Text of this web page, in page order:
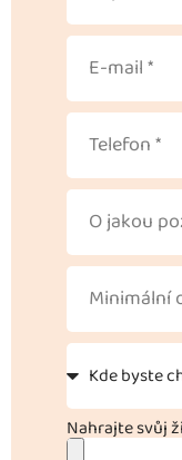
Nahrajte svůj